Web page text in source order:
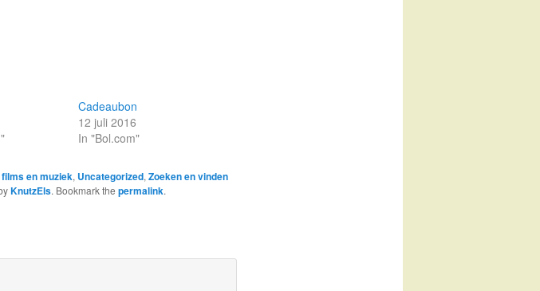
Cadeaubon
12 juli 2016
In "Bol.com"
films en muziek, Uncategorized, Zoeken en vinden
KnutzEls. Bookmark the permalink.